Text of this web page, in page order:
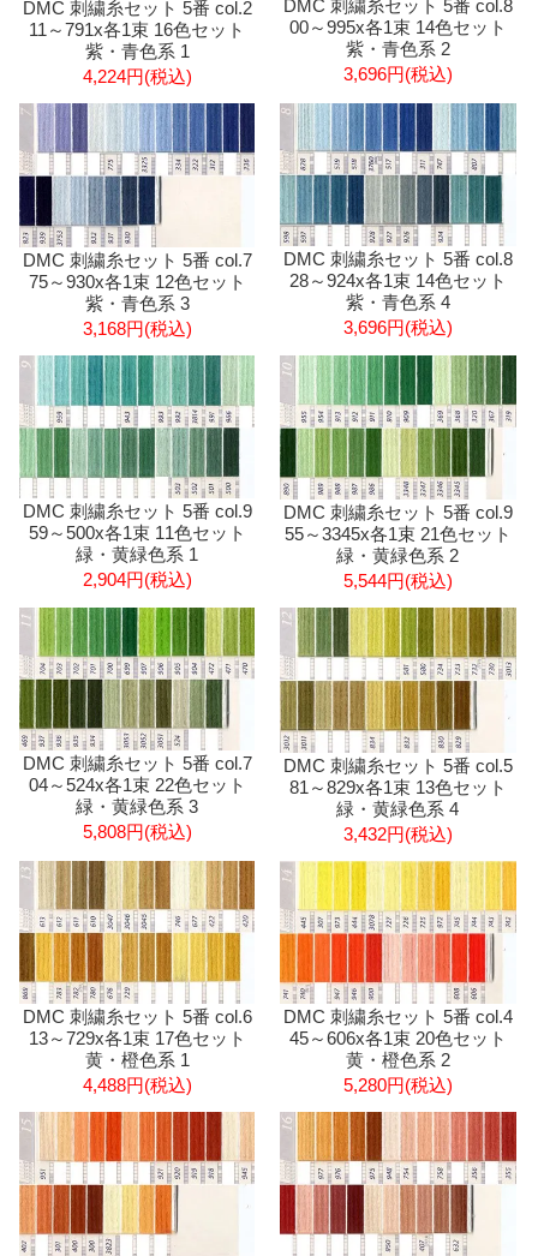
DMC 刺繍糸セット 5番 col.2
11～791x各1束 16色セット
紫・青色系 1
4,224円(税込)
DMC 刺繍糸セット 5番 col.8
00～995x各1束 14色セット
紫・青色系 2
3,696円(税込)
DMC 刺繍糸セット 5番 col.7
75～930x各1束 12色セット
紫・青色系 3
3,168円(税込)
DMC 刺繍糸セット 5番 col.8
28～924x各1束 14色セット
紫・青色系 4
3,696円(税込)
DMC 刺繍糸セット 5番 col.9
59～500x各1束 11色セット
緑・黄緑色系 1
2,904円(税込)
DMC 刺繍糸セット 5番 col.9
55～3345x各1束 21色セット
緑・黄緑色系 2
5,544円(税込)
DMC 刺繍糸セット 5番 col.7
04～524x各1束 22色セット
緑・黄緑色系 3
5,808円(税込)
DMC 刺繍糸セット 5番 col.5
81～829x各1束 13色セット
緑・黄緑色系 4
3,432円(税込)
DMC 刺繍糸セット 5番 col.6
13～729x各1束 17色セット
黄・橙色系 1
4,488円(税込)
DMC 刺繍糸セット 5番 col.4
45～606x各1束 20色セット
黄・橙色系 2
5,280円(税込)